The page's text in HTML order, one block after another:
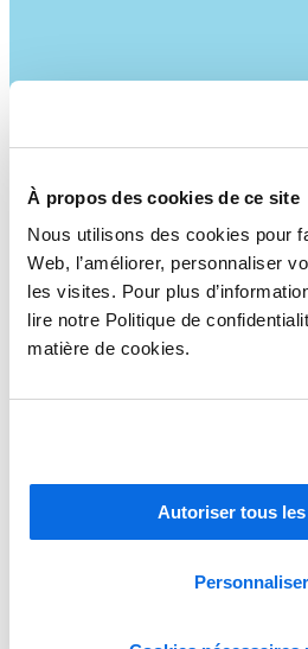
À propos des cookies de ce site
Nous utilisons des cookies pour
Web, l’améliorer, personnaliser
les visites. Pour plus
lire notre Politique de
matière de cookies.
Autoriser tous
Personnaliser